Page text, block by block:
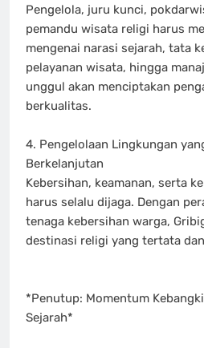
Pengelola, juru kunci,
pemandu wisata religi harus
mengenai narasi sejarah, tata
pelayanan wisata, hingga
unggul akan menciptakan
berkualitas.
4. Pengelolaan Lingkungan
Berkelanjutan
Kebersihan, keamanan, serta
harus selalu dijaga. Dengan
tenaga kebersihan warga,
destinasi religi yang tertata
*Penutup: Momentum
Sejarah*